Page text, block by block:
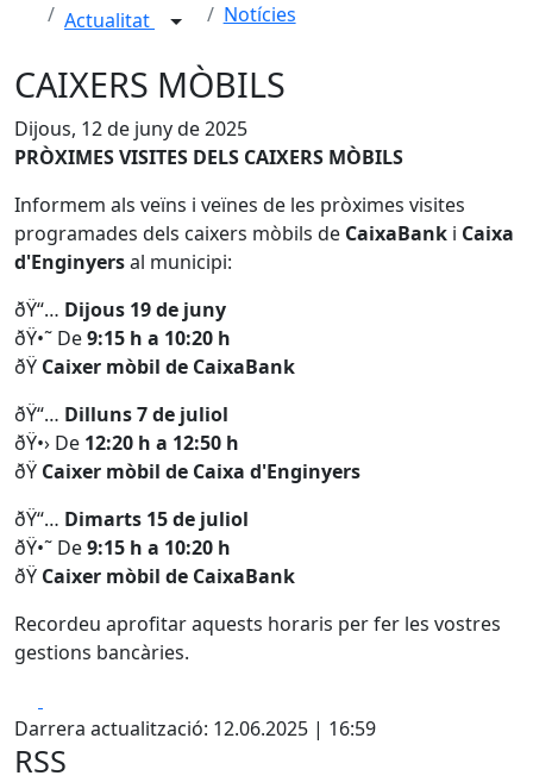
Actualitat Notícies
CAIXERS MÒBILS
Dijous, 12 de juny de 2025
PRÒXIMES VISITES DELS CAIXERS MÒBILS
Informem als veïns i veïnes de les pròximes visites
programades dels caixers mòbils de CaixaBank i Caixa
d'Enginyersal municipi:
ðŸ“… Dijous 19 de juny
ðŸ•˜ De9:15 h a 10:20 h
ðŸ Caixer mòbil de CaixaBank
ðŸ“… Dilluns 7 de juliol
ðŸ•› De 12:20 h a 12:50 h
ðŸ Caixer mòbil de Caixa d'Enginyers
ðŸ“… Dimarts 15 de juliol
ðŸ•˜ De9:15 h a 10:20 h
ðŸ Caixer mòbil de CaixaBank
Recordeu aprofitar aquests horaris per fer les vostres
gestions bancàries.
Darrera actualització: 12.06.2025 | 16:59
RSS